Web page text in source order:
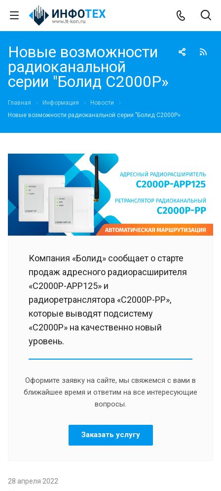
Новые возможности
радиоканальной
серии "Болид С2000Р»
Главная Информация
Новости
Новые возможности радиоканальной серии "Болид С2000Р»
Компания «Болид» сообщает о старте
продаж адресного радиорасширителя
«С2000Р-АРР125» и
радиоретранслятора «С2000Р-РР»,
которые выводят подсистему
«С2000Р» на качественно новый
уровень.
Оформите заявку на сайте, мы свяжемся с вами в
ближайшее время и ответим на все интересующие
вопросы.
Заказать услугу
28 апреля 2022